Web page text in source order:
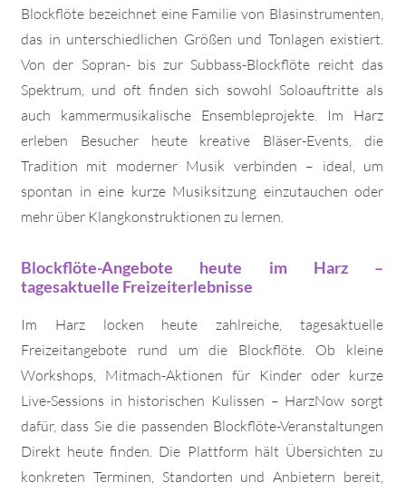
Blockflöte bezeichnet eine Familie von Blasinstrumenten,
das in unterschiedlichen Größen und Tonlagen existiert.
Von der Sopran- bis zur Subbass-Blockflöte reicht das
Spektrum, und oft finden sich sowohl Soloauftritte als
auch kammermusikalische Ensembleprojekte. Im Harz
erleben Besucher heute kreative Bläser-Events, die
Tradition mit moderner Musik verbinden – ideal, um
spontan in eine kurze Musiksitzung einzutauchen oder
mehr über Klangkonstruktionen zu lernen.
Blockflöte-Angebote heute im Harz –
tagesaktuelle Freizeiterlebnisse
Im Harz locken heute zahlreiche, tagesaktuelle
Freizeitangebote rund um die Blockflöte. Ob kleine
Workshops, Mitmach-Aktionen für Kinder oder kurze
Live-Sessions in historischen Kulissen – HarzNow sorgt
dafür, dass Sie die passenden Blockflöte-Veranstaltungen
Direkt heute finden. Die Plattform hält Übersichten zu
konkreten Terminen, Standorten und Anbietern bereit,